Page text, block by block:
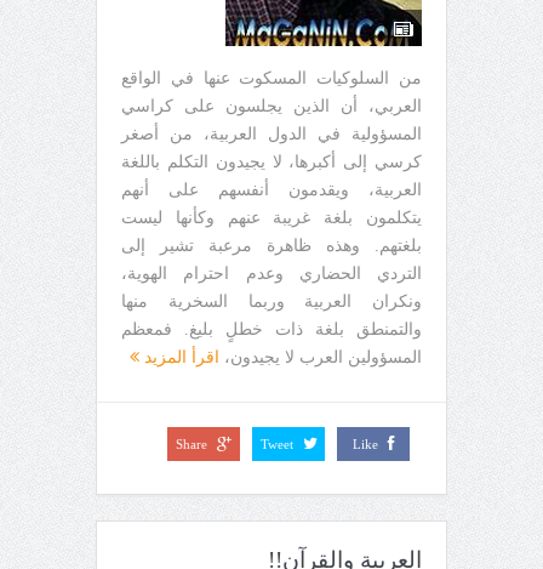
من السلوكيات المسكوت عنها في الواقع
العربي، أن الذين يجلسون على كراسي
المسؤولية في الدول العربية، من أصغر
كرسي إلى أكبرها، لا يجيدون التكلم باللغة
العربية، ويقدمون أنفسهم على أنهم
يتكلمون بلغة غريبة عنهم وكأنها ليست
بلغتهم. وهذه ظاهرة مرعبة تشير إلى
التردي الحضاري وعدم احترام الهوية،
ونكران العربية وربما السخرية منها
والتمنطق بلغة ذات خطلٍ بليغ. فمعظم
المسؤولين العرب لا يجيدون، اقرأ المزيد
Like
Tweet
Share
العربية والقرآن!!